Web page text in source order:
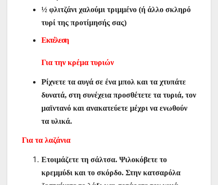
½ φλιτζάνι χαλούμι τριμμένο (ή άλλο σκληρό
τυρί της προτίμησής σας)
Εκτέλεση
Για την κρέμα τυριών
Ρίχνετε τα αυγά σε ένα μπολ και τα χτυπάτε
δυνατά, στη συνέχεια προσθέτετε τα τυριά, τον
μαϊντανό και ανακατεύετε μέχρι να ενωθούν
τα υλικά.
Για τα λαζάνια
Ετοιμάζετε τη σάλτσα. Ψιλοκόβετε το
κρεμμύδι και το σκόρδο. Στην κατσαρόλα